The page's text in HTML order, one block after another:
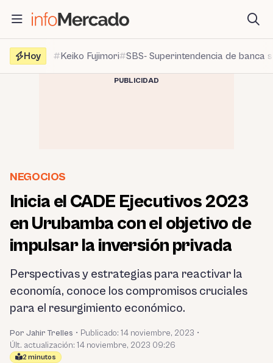
contenido
Hoy
Keiko Fujimori SBS- Superintendencia de banca
PUBLICIDAD
NEGOCIOS
Inicia el CADE Ejecutivos 2023
en Urubamba con el objetivo de
impulsar la inversión privada
Perspectivas y estrategias para reactivar la
economía, conoce los compromisos cruciales
para el resurgimiento económico.
Por Jahir Trelles • Publicado: 14 noviembre, 2023 •
Últ. actualización: 14 noviembre, 2023 09:26
2 minutos